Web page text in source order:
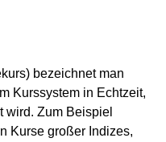
bezeichnet man
Kurssystem in Echtzeit,
wird. Zum Beispiel
Kurse großer Indizes,